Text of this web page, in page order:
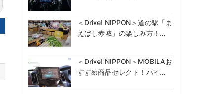
＜Drive! NIPPON＞道の駅「ま
えばし赤城」の楽しみ方！…
＜Drive! NIPPON＞MOBILAお
すすめ商品セレクト！パイ…